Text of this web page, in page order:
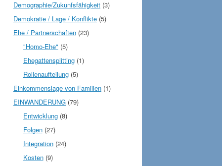
Demographie/Zukunfsfähigkeit (3)
Demokratie / Lage / Konflikte (5)
Ehe / Partnerschaften (23)
"Homo-Ehe" (5)
Ehegattensplitting(1)
Rollenaufteilung(5)
Einkommenslage von Familien (1)
EINWANDERUNG (79)
Entwicklung(8)
Folgen(27)
Integration(24)
Kosten(9)